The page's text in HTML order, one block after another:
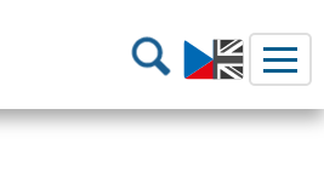
Ministerstvo dopravy Hledání